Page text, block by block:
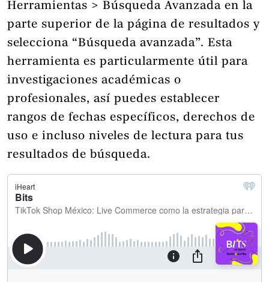
Herramientas > Búsqueda Avanzada en la
parte superior de la página de resultados y
selecciona “Búsqueda avanzada”. Esta
herramienta es particularmente útil para
investigaciones académicas o
profesionales, así puedes establecer
rangos de fechas específicos, derechos de
uso e incluso niveles de lectura para tus
resultados de búsqueda.